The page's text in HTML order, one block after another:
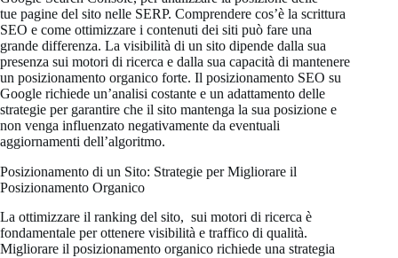
tue pagine del sito nelle SERP. Comprendere cos’è la scrittura
SEO e come ottimizzare i contenuti dei siti può fare una
grande differenza. La visibilità di un sito dipende dalla sua
presenza sui motori di ricerca e dalla sua capacità di mantenere
un posizionamento organico forte. Il posizionamento SEO su
Google richiede un’analisi costante e un adattamento delle
strategie per garantire che il sito mantenga la sua posizione e
non venga influenzato negativamente da eventuali
aggiornamenti dell’algoritmo.
Posizionamento di un Sito: Strategie per Migliorare il
Posizionamento Organico
La ottimizzare il ranking del sito, sui motori di ricerca è
fondamentale per ottenere visibilità e traffico di qualità.
Migliorare il posizionamento organico richiede una strategia